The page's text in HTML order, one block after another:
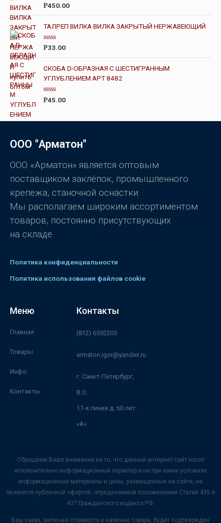
и
з
Оценк
из 5
Р450.00
ТАЛРЕП ВИЛКА ВИЛКА ЗАКРЫТЫЙ НЕРЖАВЕЮЩИЙ
О
е
н
к
а
и
з
5
Р33.00
СКОБА D-ОБРАЗНАЯ С ШЕСТИГРАННЫМ
УГЛУБЛЕНИЕМ АРТ 8482
О
и
з
Р45.00
ООО "Арматон"
ООО «Арматон» является оптовым
поставщиком заклёпок, промышленного
крепежа, станочной оснастки.
Мы располагаем широким ассортиментом
товаров, постоянно присутствующих
на складе.
Политика конфиденциальности
Политика использования файлов cookie
Меню
Главная
Товары
Инфо
Контакты
Контакты
(812) 6592205
armaton.igor@yandex.ru
г. Санкт-Петербург,
В.О.
17-я линия д. 60 лит.
«А»
Обращаем Ваше внимание на то, что данный интернет-сайт носит
исключительно информационный характер и ни при каких условиях
информационные материалы и цены, размещенные на сайте, не
являются публичной офертой, определяемой положениями Статей 435 и
437 Гражданского кодекса РФ.
Ваш заказ, включая стоимость и наличие товара, будет подтвержден